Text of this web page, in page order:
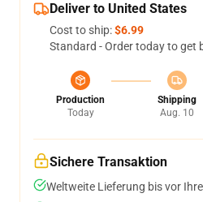
Deliver to United States
Cost to ship:$6.99
Standard - Order today to get
Production
Today
Shipping
Aug. 10
Sichere Transaktion
Weltweite Lieferung bis vor